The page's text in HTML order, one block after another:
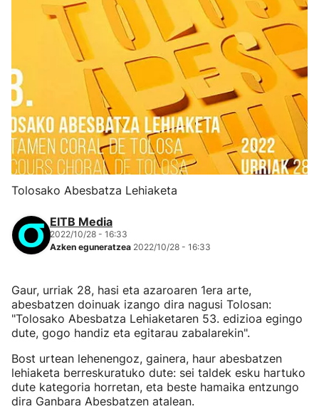
Tolosako Abesbatza Lehiaketa
EITB Media
2022/10/28 - 16:33
Azken eguneratzea 2022/10/28 - 16:33
Gaur, urriak 28, hasi eta azaroaren 1era arte,
abesbatzen doinuak izango dira nagusi Tolosan:
"Tolosako Abesbatza Lehiaketaren 53. edizioa egingo
dute, gogo handiz eta egitarau zabalarekin".
Bost urtean lehenengoz, gainera, haur abesbatzen
lehiaketa berreskuratuko dute: sei taldek esku hartuko
dute kategoria horretan, eta beste hamaika entzungo
dira Ganbara Abesbatzen atalean.